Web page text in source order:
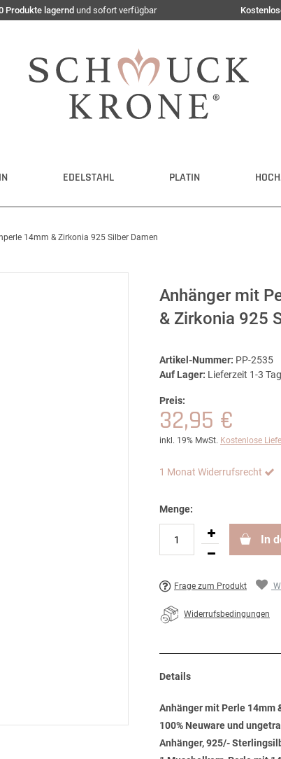
Produkte lagernd und sofort verfügbar
EDELSTAHL PLATIN
14mm & Zirkonia 925 Silber Damen
Anhänger mit
& Zirkonia 925
Artikel-Nummer: PP-2535
Auf Lager: Lieferzeit 1-3
Preis:
32,95 €
inkl. 19% MwSt. Kostenlose
1 Monat Widerrufsrecht
Menge:
In
Frage zum Produkt
Widerrufsbedingungen
Details
Anhänger mit Perle 14mm
100% Neuware und
Anhänger, 925/-